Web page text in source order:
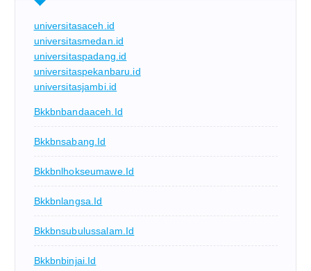
universitasaceh.id
universitasmedan.id
universitaspadang.id
universitaspekanbaru.id
universitasjambi.id
Bkkbnbandaaceh.id
Bkkbnsabang.id
Bkkbnlhokseumawe.id
Bkkbnlangsa.id
Bkkbnsubulussalam.id
Bkkbnbinjai.id